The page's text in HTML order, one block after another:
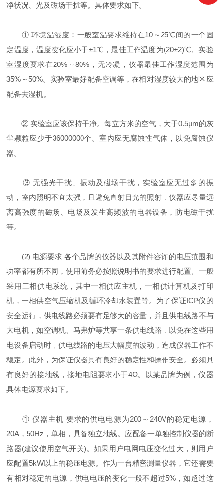
净状况、光及磁场干扰等。具体要求如下。
① 环境温湿度：一般室温要求维持在10～25℃间的一个固
定温度，温度变化应小于±1℃，最佳工作温度为(20±2)℃。实验
室湿度要求在20%～80%，无冷凝，仪器最佳工作湿度范围为
35%～50%。实验室最好配备空调等，在相对湿度较大的地区应
配备去湿机。
② 实验室应该保持干净。每立方米的空气，大于0.5μm的灰
尘颗粒应少于36000000个。室内应无腐蚀性气体，以免腐蚀仪
器。
③ 无强光干扰、振动及磁场干扰，实验室应无过多的振
动，室内照明不宜太强，且避免直射日光的照射，仪器应尽量远
离高强度的磁场、电场及发生高频波的电器设备，防电磁干扰
等。
(2) 电源要求 各个品牌的仪器以及其附件容许的电压范围和
功率都有所不同，使用前务必按照说明书的要求进行配置。一般
采用三相供电系统，其中一相供应主机，一相供计算机及打印
机，一相供空气压缩机及循环冷却水装置等。为了保证ICP仪的
安全运行，供电线路必须要有足够大的容量，并且供电线路不与
大电机，如空调机、马弗炉等共享一条供电线路，以免在这些用
电设备启动时，供电线路的电压大幅度的波动，造成仪器工作不
稳定。此外，为保证仪器具有良好的稳定性和操作安全。必须具
有良好的接地线，接地电阻要求小于4Ω。以某品牌为例，仪器
具体电源要求如下。
① 仪器主机 要求的供电电源为200～240V的稳定电源，
20A，50Hz，单相，具备独立地线。应配备一单独控制仪器的断
路器(建议使用空气开关)。如果用户电网电压变化过大，则用户
应配置5kW以上的稳压电源。作为一台精密测量仪器，它还需要
有相对稳定的电源，供电电压的变化一般不超过5%，如超过这